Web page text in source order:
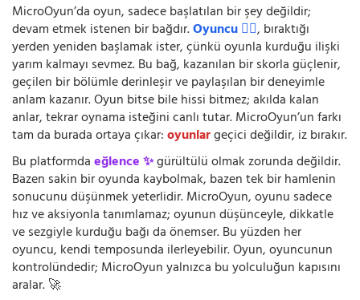
MicroOyun’da oyun, sadece başlatılan bir şey değildir;
devam etmek istenen bir bağdır.Oyuncu 🧍‍♂️, bıraktığı
yerden yeniden başlamak ister, çünkü oyunla kurduğu ilişki
yarım kalmayı sevmez. Bu bağ, kazanılan bir skorla güçlenir,
geçilen bir bölümle derinleşir ve paylaşılan bir deneyimle
anlam kazanır. Oyun bitse bile hissi bitmez; akılda kalan
anlar, tekrar oynama isteğini canlı tutar. MicroOyun’un farkı
tam da burada ortaya çıkar:oyunlargeçici değildir, iz bırakır.
Bu platformdaeğlence ✨gürültülü olmak zorunda değildir.
Bazen sakin bir oyunda kaybolmak, bazen tek bir hamlenin
sonucunu düşünmek yeterlidir. MicroOyun, oyunu sadece
hız ve aksiyonla tanımlamaz; oyunun düşünceyle, dikkatle
ve sezgiyle kurduğu bağı da önemser. Bu yüzden her
oyuncu, kendi temposunda ilerleyebilir. Oyun, oyuncunun
kontrolündedir; MicroOyun yalnızca bu yolculuğun kapısını
aralar. 🚀